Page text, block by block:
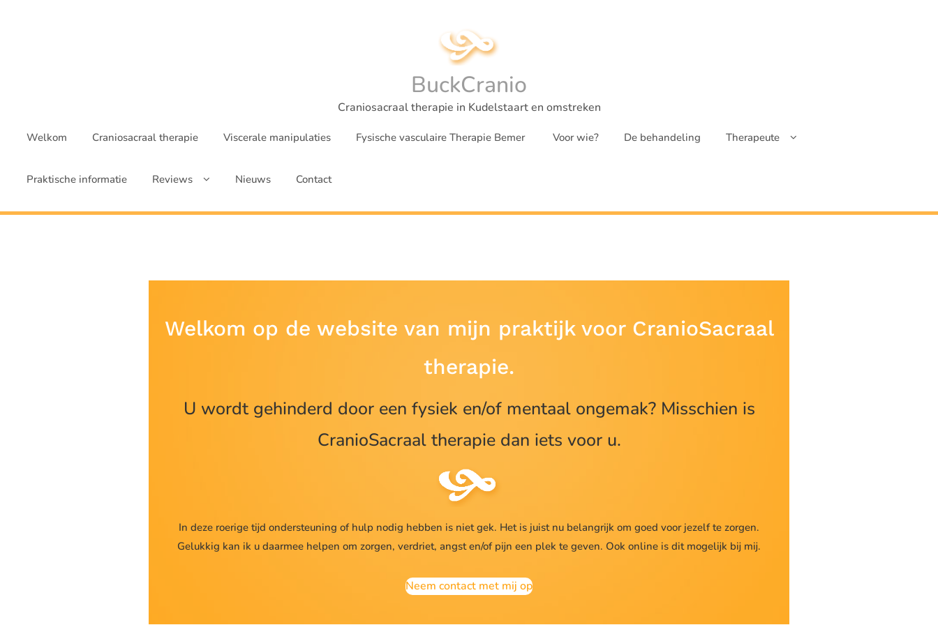
BuckCranio
Craniosacraal therapie in Kudelstaart en omstreken
Welkom Craniosacraal therapie Viscerale manipulaties Fysische vasculaire Therapie Bemer Voor wie? De behandeling Therapeute
Praktische informatie Reviews Nieuws Contact
Welkom op de website van mijn praktijk voor CranioSacraal
therapie.
U wordt gehinderd door een fysiek en/of mentaal ongemak? Misschien is
CranioSacraal therapie dan iets voor u.
In deze roerige tijd ondersteuning of hulp nodig hebben is niet gek. Het is juist nu belangrijk om goed voor jezelf te zorgen.
Gelukkig kan ik u daarmee helpen om zorgen, verdriet, angst en/of pijn een plek te geven. Ook online is dit mogelijk bij mij.
Neem contact met mij op